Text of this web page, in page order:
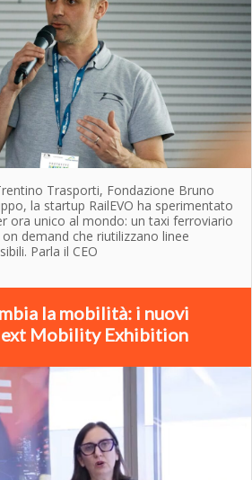
Trasporti, Fondazione Bruno
la startup RailEVO ha sperimentato
ora unico al mondo: un taxi ferroviario
demand che riutilizzano linee
Parla il CEO
la mobilità: i nuovi
Mobility Exhibition